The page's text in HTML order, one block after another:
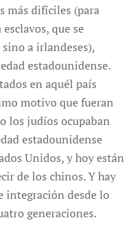
más difíciles (para
que se
a irlandeses),
estadounidense.
en aquél país
motivo que fueran
los judíos ocupaban
estadounidense
Unidos, y hoy están
de los chinos. Y hay
integración desde lo
generaciones.